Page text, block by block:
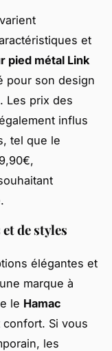
varient
et
pied métal Link
pour son design
Les prix des
influs
tel que le
de styles
élégantes et
marque à
le Hamac
Si vous
les